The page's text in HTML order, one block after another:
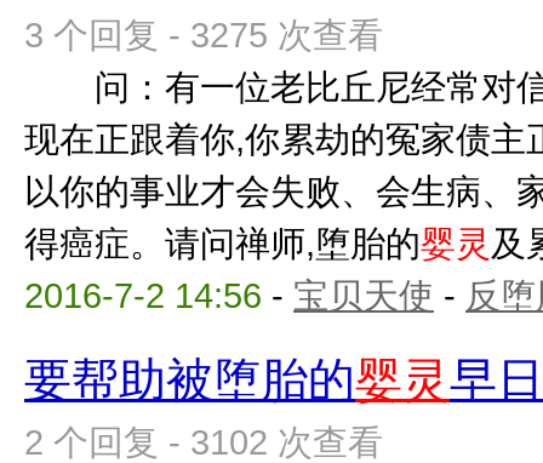
3 个回复 - 3275 次查看
问：有一位老比丘尼经常对
现在正跟着你,你累劫的冤家债主
以你的事业才会失败、会生病、
得癌症。请问禅师,堕胎的婴灵 及
2016-7-2 14:56 - 宝贝天使 - 反
要帮助被堕胎的婴灵早
2 个回复 - 3102 次查看